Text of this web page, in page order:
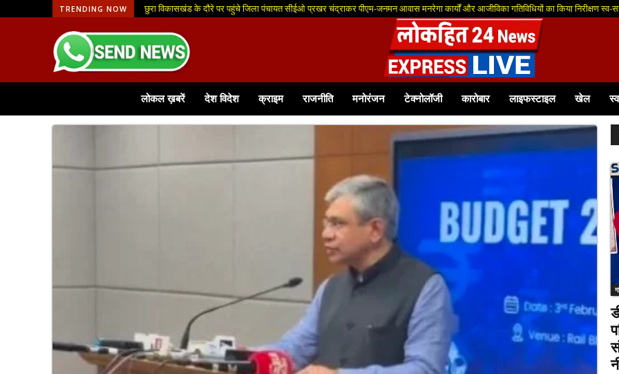
TRENDING NOW छुरा विकासखंड के दौरे पर पहुंचे जिला पंचायत सीईओ प्रखर चंद्राकर पीएम-जनमन आवास मनरेगा कार्यों और आजीविका गतिविधियों का किया निरीक्षण स्व-
धरती आबा-जनजातीय ग्राम उत्कर्ष अभियान अंतर्गत आवेदन आमंत्रित
लोकल ख़बरें देश विदेश क्राइम राजनीति मनोरंजन टेक्नोलॉजी कारोबार लाइफस्टाइल खेल